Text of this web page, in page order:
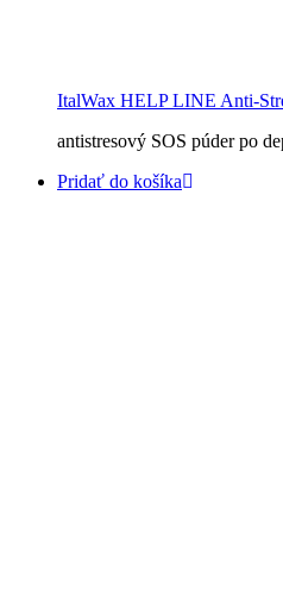
ItalWax HELP LINE Anti-
antistresový SOS púder po
Pridať do košíka